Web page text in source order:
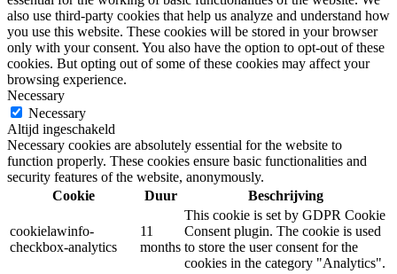
also use third-party cookies that help us analyze and understand how
you use this website. These cookies will be stored in your browser
only with your consent. You also have the option to opt-out of these
cookies. But opting out of some of these cookies may affect your
browsing experience.
Necessary
Necessary
Altijd ingeschakeld
Necessary cookies are absolutely essential for the website to
function properly. These cookies ensure basic functionalities and
security features of the website, anonymously.
Cookie
Duur Beschrijving
cookielawinfo-
checkbox-analytics
11
months
This cookie is set by GDPR Cookie
Consent plugin. The cookie is used
to store the user consent for the
cookies in the category "Analytics".